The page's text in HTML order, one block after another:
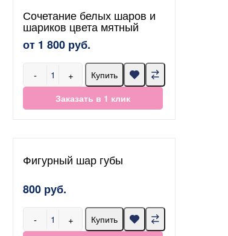
Сочетание белых шаров и
шариков цвета мятный
от 1 800 руб.
- +
Купить
Заказать в 1 клик
Фигурный шар губы
800 руб.
- +
Купить